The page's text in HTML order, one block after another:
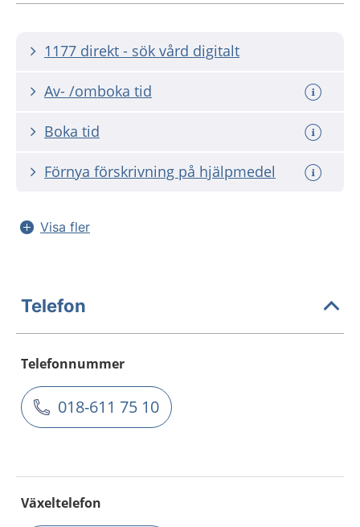
1177 direkt - sök vård digitalt
Av- /omboka tid
Boka tid
Förnya förskrivning på hjälpmedel
Visa fler
Telefon
Telefonnummer
018-611 75 10
Växeltelefon